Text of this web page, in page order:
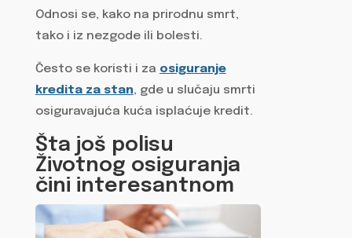
Odnosi se, kako na prirodnu smrt,
tako i iz nezgode ili bolesti.
Često se koristi i za osiguranje
kredita za stan, gde u slučaju smrti
osiguravajuća kuća isplaćuje kredit.
Šta još polisu
Životnog osiguranja
čini interesantnom